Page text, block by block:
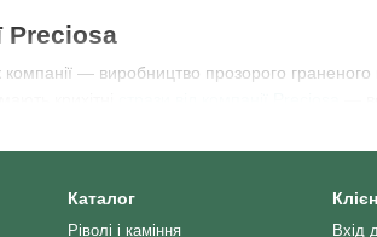
Preciosa
— виробництво прозорого
дослідницькій лабораторії ведуться
Каталог
Ріволі і каміння Вхід